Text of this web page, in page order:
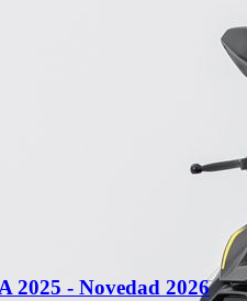
2025 - Novedad 2026